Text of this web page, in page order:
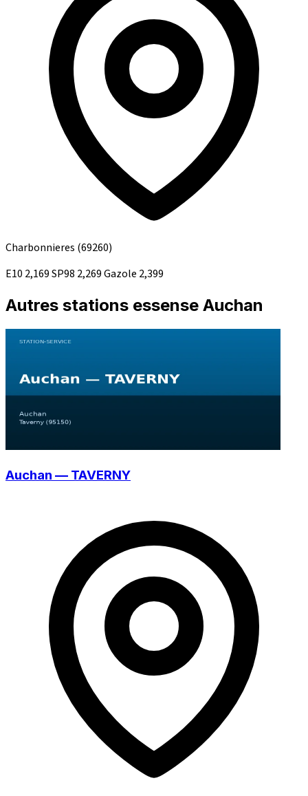
Charbonnieres (69260)
E10 2,169SP98 2,269Gazole 2,399
Autres stations essense Auchan
Auchan — TAVERNY